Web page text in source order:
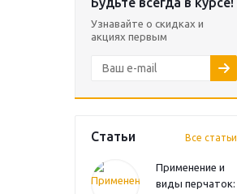
Узнавайте о скидках и
акциях первым
Статьи Все статьи
Применение и
виды перчаток: